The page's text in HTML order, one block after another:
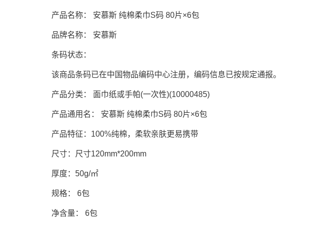
产品名称： 安慕斯 纯棉柔巾S码 80片×6包
品牌名称： 安慕斯
条码状态：
该商品条码已在中国物品编码中心注册，编码信息已按规定通报。
产品分类： 面巾纸或手帕(一次性)(10000485)
产品通用名： 安慕斯 纯棉柔巾S码 80片×6包
产品特征：100%纯棉，柔软亲肤更易携带
尺寸：尺寸120mm*200mm
厚度：50g/㎡
规格： 6包
净含量： 6包